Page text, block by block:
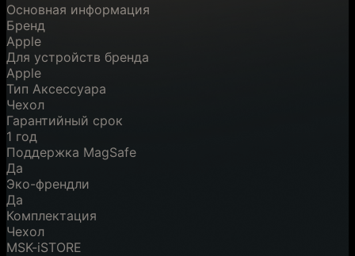
Основная информация
Бренд
Apple
Для устройств бренда
Apple
Тип Аксессуара
Чехол
Гарантийный срок
1 год
Поддержка MagSafe
Да
Эко-френдли
Да
Комплектация
Чехол
MSK-iSTORE